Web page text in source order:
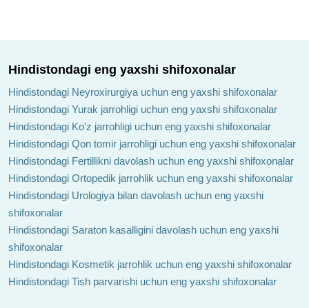
Hindistondagi eng yaxshi shifoxonalar
Hindistondagi Neyroxirurgiya uchun eng yaxshi shifoxonalar
Hindistondagi Yurak jarrohligi uchun eng yaxshi shifoxonalar
Hindistondagi Ko'z jarrohligi uchun eng yaxshi shifoxonalar
Hindistondagi Qon tomir jarrohligi uchun eng yaxshi shifoxonalar
Hindistondagi Fertillikni davolash uchun eng yaxshi shifoxonalar
Hindistondagi Ortopedik jarrohlik uchun eng yaxshi shifoxonalar
Hindistondagi Urologiya bilan davolash uchun eng yaxshi
shifoxonalar
Hindistondagi Saraton kasalligini davolash uchun eng yaxshi
shifoxonalar
Hindistondagi Kosmetik jarrohlik uchun eng yaxshi shifoxonalar
Hindistondagi Tish parvarishi uchun eng yaxshi shifoxonalar